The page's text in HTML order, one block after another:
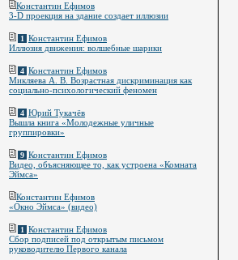
Константин Ефимов
3-D проекция на здание создает иллюзии
1 Константин Ефимов
Иллюзия движения: волшебные шарики
4 Константин Ефимов
Микляева А. В. Возрастная дискриминация как
социально-психологический феномен
4 Юрий Тукачёв
Вышла книга «Молодежные уличные
группировки»
9 Константин Ефимов
Видео, объясняющее то, как устроена «Комната
Эймса»
Константин Ефимов
«Окно Эймса» (видео)
1 Константин Ефимов
Сбор подписей под открытым письмом
руководителю Первого канала